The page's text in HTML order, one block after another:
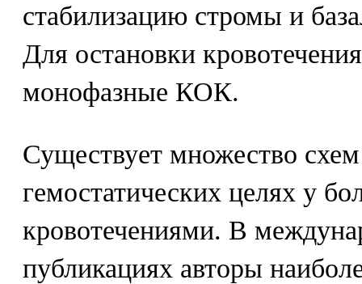
стабилизацию стромы и
Для остановки
монофазные КОК.
Существует множество
гемостатических целях у
кровотечениями. В
публикациях авторы